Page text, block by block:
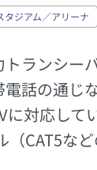
ジアム／アリーナ
ランシー
話の通じ
に対応し
（CAT5な